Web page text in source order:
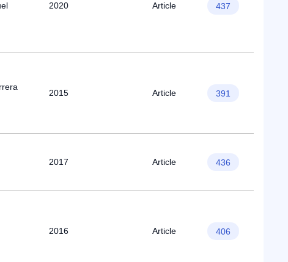
2020 Article 437
2015 Article 391
2017 Article 436
2016 Article 406